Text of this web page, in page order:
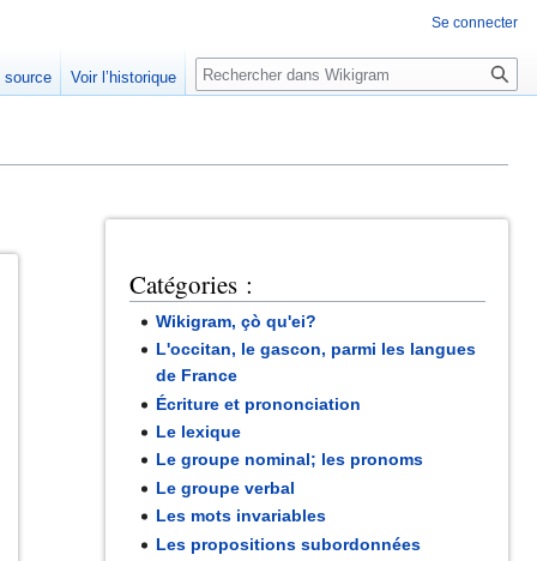
Catégories :
Wikigram, çò qu'ei?
L'occitan, le gascon, parmi les langues
de France
Écriture et prononciation
Le lexique
Le groupe nominal; les pronoms
Le groupe verbal
Les mots invariables
Les propositions subordonnées
Se connecter
source Voir l’historique Rechercher